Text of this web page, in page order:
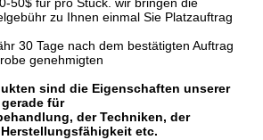
50$ für pro Stück. wir bringen die
zu Ihnen einmal Sie Platzauftrag
30 Tage nach dem bestätigten Auftrag
genehmigten
sind die Eigenschaften unserer
für
der Techniken, der
etc.